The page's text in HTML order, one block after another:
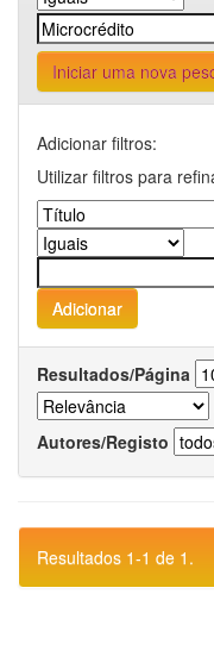
Iniciar uma nova
Adicionar filtros:
Utilizar filtros para
Resultados/Página
Autores/Registo
Resultados 1-1 de 1.